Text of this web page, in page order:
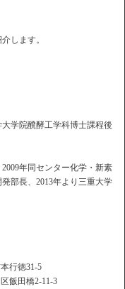
します。
学院醗酵工学科博士課程後
年同センター化学・新素
部長、2013年より三重大学
行徳31-5
田橋2-11-3